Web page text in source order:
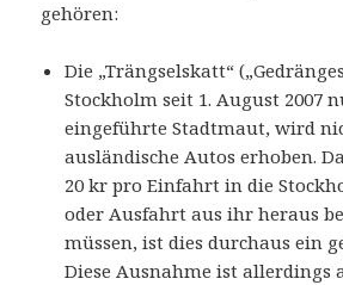
gehören:
Die „Trängselskatt“
Stockholm seit 1. August 2007
eingeführte Stadtmaut, wird
ausländische Autos erhoben.
20 kr pro Einfahrt in die
oder Ausfahrt aus ihr heraus
müssen, ist dies durchaus ein
Diese Ausnahme ist allerdings